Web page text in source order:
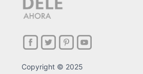
Copyright © 2025